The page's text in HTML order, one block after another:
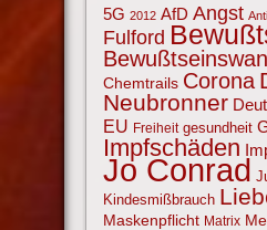
5G 2012 AfD Angst
Fulford
Chemtrails Corona
Neubronner
EU Freiheit gesundheit
Impfschäden
Jo Conrad
Kindesmißbrauch
Maskenpflicht Matrix